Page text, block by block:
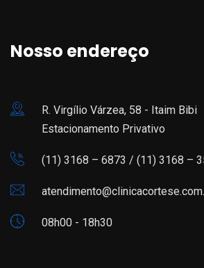
Nosso endereço
R. Virgílio Várzea, 58 - Itaim Bibi
Estacionamento Privativo
(11) 3168 – 6873 / (11) 3168 –
08h00 - 18h30